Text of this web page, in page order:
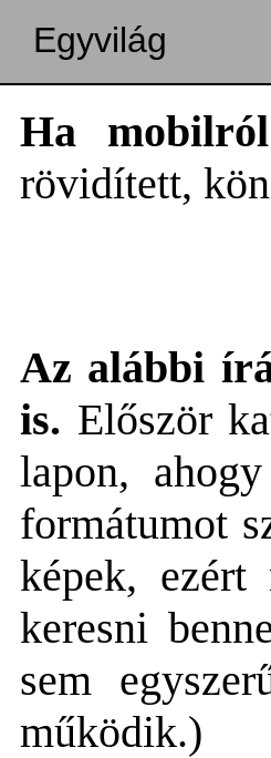
Egyvilág
Ha
rövidített,
Az alábbi
is. Először
lapon,
formátumot
képek,
keresni
sem
működik.)